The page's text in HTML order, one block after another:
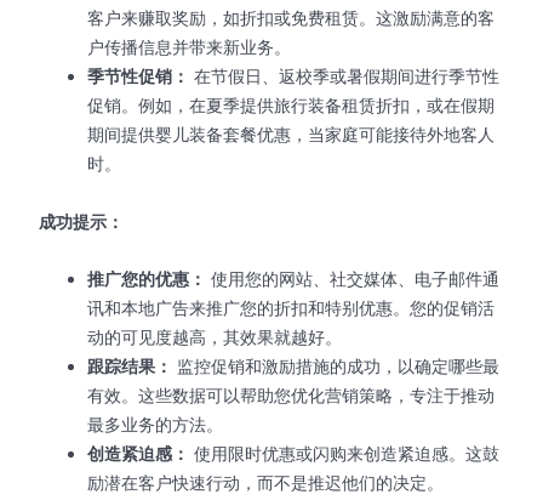
客户来赚取奖励，如折扣或免费租赁。这激励满意的客
户传播信息并带来新业务。
季节性促销： 在节假日、返校季或暑假期间进行季节性
促销。例如，在夏季提供旅行装备租赁折扣，或在假期
期间提供婴儿装备套餐优惠，当家庭可能接待外地客人
时。
成功提示：
推广您的优惠： 使用您的网站、社交媒体、电子邮件通
讯和本地广告来推广您的折扣和特别优惠。您的促销活
动的可见度越高，其效果就越好。
跟踪结果： 监控促销和激励措施的成功，以确定哪些最
有效。这些数据可以帮助您优化营销策略，专注于推动
最多业务的方法。
创造紧迫感： 使用限时优惠或闪购来创造紧迫感。这鼓
励潜在客户快速行动，而不是推迟他们的决定。